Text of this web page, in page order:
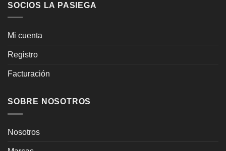
SOCIOS LA PASIEGA
Mi cuenta
Registro
Facturación
SOBRE NOSOTROS
Nosotros